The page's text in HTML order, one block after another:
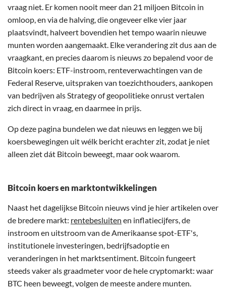
vraag niet. Er komen nooit meer dan 21 miljoen Bitcoin in
omloop, en via de halving, die ongeveer elke vier jaar
plaatsvindt, halveert bovendien het tempo waarin nieuwe
munten worden aangemaakt. Elke verandering zit dus aan de
vraagkant, en precies daarom is nieuws zo bepalend voor de
Bitcoin koers: ETF-instroom, renteverwachtingen van de
Federal Reserve, uitspraken van toezichthouders, aankopen
van bedrijven als Strategy of geopolitieke onrust vertalen
zich direct in vraag, en daarmee in prijs.
Op deze pagina bundelen we dat nieuws en leggen we bij
koersbewegingen uit wélk bericht erachter zit, zodat je niet
alleen ziet dát Bitcoin beweegt, maar ook waarom.
Bitcoin koers en marktontwikkelingen
Naast het dagelijkse Bitcoin nieuws vind je hier artikelen over
de bredere markt: rentebesluiten en inflatiecijfers, de
instroom en uitstroom van de Amerikaanse spot-ETF's,
institutionele investeringen, bedrijfsadoptie en
veranderingen in het marktsentiment. Bitcoin fungeert
steeds vaker als graadmeter voor de hele cryptomarkt: waar
BTC heen beweegt, volgen de meeste andere munten.